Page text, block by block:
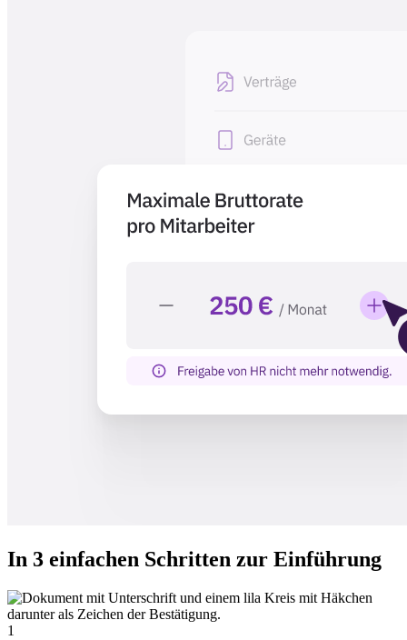
In 3 einfachen Schritten zur Einführung
1